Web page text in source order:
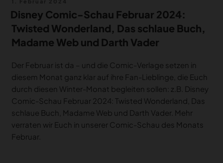
am
Disney Comic-Schau Februar 2024:
Twisted Wonderland, Das schlaue Buch,
Madame Web und Darth Vader
Der Februar ist da – und die Comic-Verlage setzen in
diesem Monat ganz klar auf ihre Fan-Lieblinge, die Euch
durch diesen Winter-Monat begleiten sollen: z.B. Disney
Comic-Schau Februar 2024: Twisted Wonderland, Das
schlaue Buch, Madame Web und Darth Vader. Mehr
verraten wir Euch in unserer Comic-Schau des Monats
Februar.